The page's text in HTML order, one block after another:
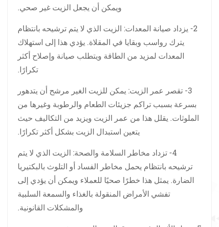
ويمكن أن يجعل الزيت غير صحي.
2- يزداد صيانة المعدات: الزيت الذي لا يتم ترشيحه بانتظام
يترك رواسب وبقايا في المقلاة. يؤدي هذا إلى استهلاك
المعدات لمزيد من الطاقة ويتطلب صيانة وإصلاح أكثر
تكرارًا.
3- تقصر عمر الزيت: يمكن للزيت الغير مرشح أن يتدهور
بسرعة بسبب تراكم جزيئات الطعام والرطوبة وغيرها من
الملوثات. يقلل هذا من عمر الزيت ويزيد من التكاليف حيث
يتعين استبدال الزيت بشكل أكثر تكرارًا.
4- تزداد مخاطر السلامة والصحة: الزيت الذي لا يتم
ترشيحه بانتظام يحمل مخاطر الفساد أو التلوث بالبكتيريا
الضارة. يمثل هذا خطرًا صحيًا للعملاء ويمكن أن يؤدي إلى
تفشي الأمراض المنقولة بالغذاء والسمعة السلبية
والمشكلات القانونية.